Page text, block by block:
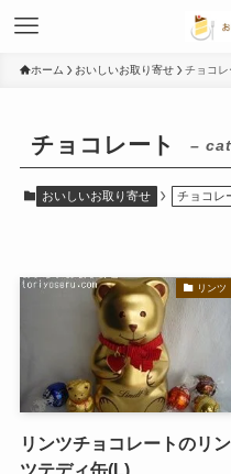
ホーム おいしいお取り寄せ チョコレ
チョコレート –
おいしいお取り寄せ チョコレ
リンツ
リンツチョコレートのリン
ツテディ缶(L)